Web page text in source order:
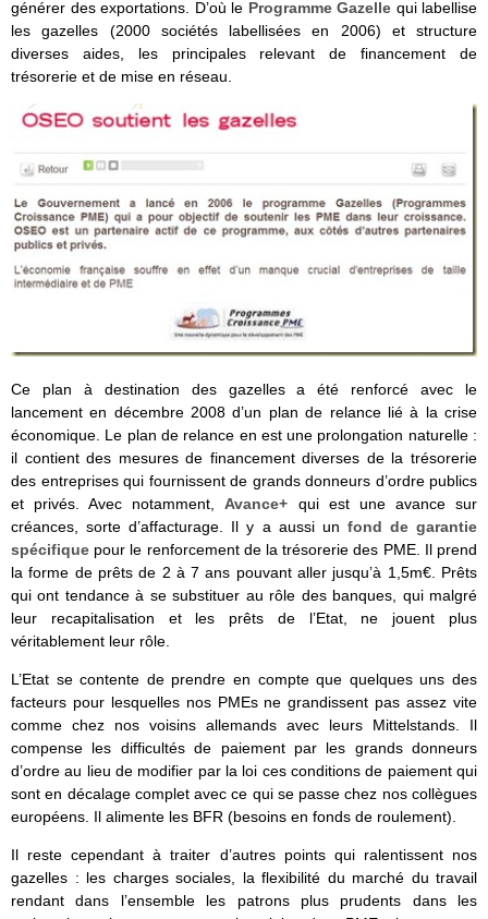
générer des exportations. D’où le Programme Gazelle qui labellise
les gazelles (2000 sociétés labellisées en 2006) et structure
diverses aides, les principales relevant de financement de
trésorerie et de mise en réseau.
Ce plan à destination des gazelles a été renforcé avec le
lancement en décembre 2008 d’un plan de relance lié à la crise
économique. Le plan de relance en est une prolongation naturelle :
il contient des mesures de financement diverses de la trésorerie
des entreprises qui fournissent de grands donneurs d’ordre publics
et privés. Avec notamment,Avance+ qui est une avance sur
créances, sorte d’affacturage. Il y a aussi un fond de garantie
spécifique pour le renforcement de la trésorerie des PME. Il prend
la forme de prêts de 2 à 7 ans pouvant aller jusqu’à 1,5m€. Prêts
qui ont tendance à se substituer au rôle des banques, qui malgré
leur recapitalisation et les prêts de l’Etat, ne jouent plus
véritablement leur rôle.
L’Etat se contente de prendre en compte que quelques uns des
facteurs pour lesquelles nos PMEs ne grandissent pas assez vite
comme chez nos voisins allemands avec leurs Mittelstands. Il
compense les difficultés de paiement par les grands donneurs
d’ordre au lieu de modifier par la loi ces conditions de paiement qui
sont en décalage complet avec ce qui se passe chez nos collègues
européens. Il alimente les BFR (besoins en fonds de roulement).
Il reste cependant à traiter d’autres points qui ralentissent nos
gazelles : les charges sociales, la flexibilité du marché du travail
rendant dans l’ensemble les patrons plus prudents dans les